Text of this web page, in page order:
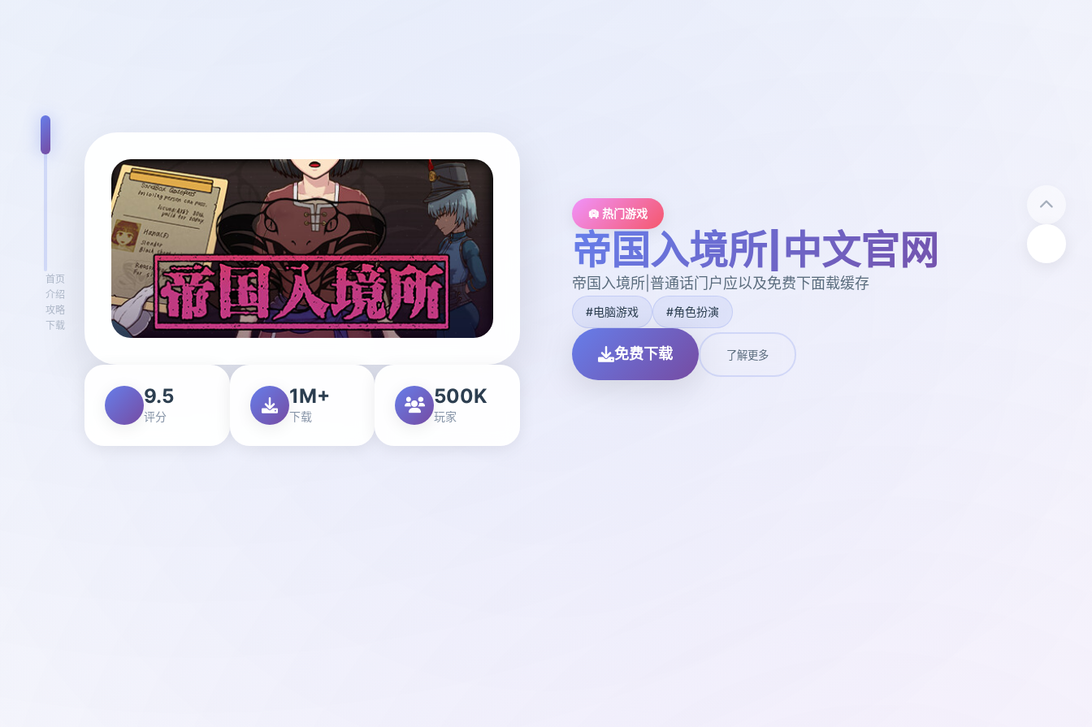
首页
介绍
攻略
下载
9.5
评分
1M+
下载
500K
玩家
🛄 热门游戏
帝国入境所|中文官网
帝国入境所|普通话门户应以及免费下面载缓存
#电脑游戏 #角色扮演
免费下载 了解更多